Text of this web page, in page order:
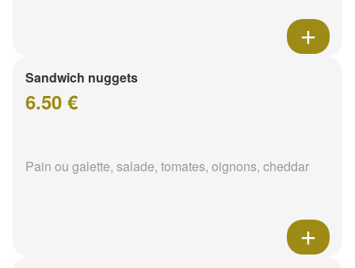
Sandwich nuggets
6.50 €
Pain ou galette, salade, tomates, oignons, cheddar